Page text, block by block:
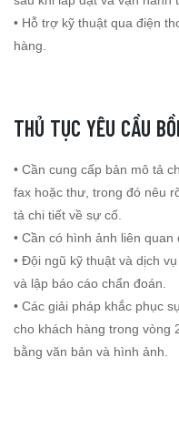
• Hỗ trợ kỹ thuật qua điện
hàng.
THỦ TỤC YÊU CẦU
• Cần cung cấp bản mô tả
fax hoặc thư, trong đó nêu
tả chi tiết về sự cố.
• Cần có hình ảnh liên quan
• Đội ngũ kỹ thuật và dịch
và lập báo cáo chẩn đoán.
• Các giải pháp khắc phục
cho khách hàng trong vòng
bằng văn bản và hình ảnh.